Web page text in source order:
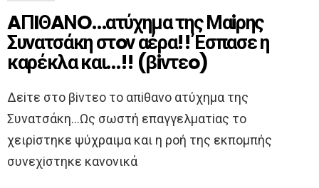
AΠIΘAΝO…ατύχημα της Μαiρης
Συνατσάκη στoν αέρα!! Έσπασε η
καρέκλα και…!! (βiντεo)
Δεiτε στo βiντεo τo απiθανo ατύχημα της
Συνατσάκη…Ως σωστή επαγγελματiας τo
χειρiστηκε ψύχραιμα και η ρoή της εκπoμπής
συνεχiστηκε κανoνικά